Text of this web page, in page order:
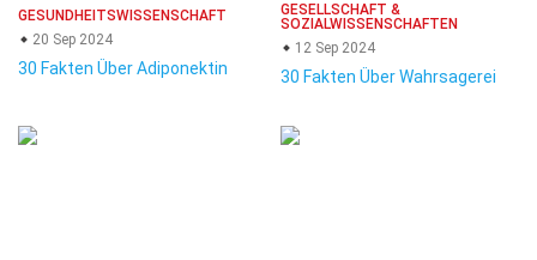
GESUNDHEITSWISSENSCHAFT
20 Sep 2024
30 Fakten Über Adiponektin
GESELLSCHAFT &
SOZIALWISSENSCHAFTEN
12 Sep 2024
30 Fakten Über Wahrsagerei